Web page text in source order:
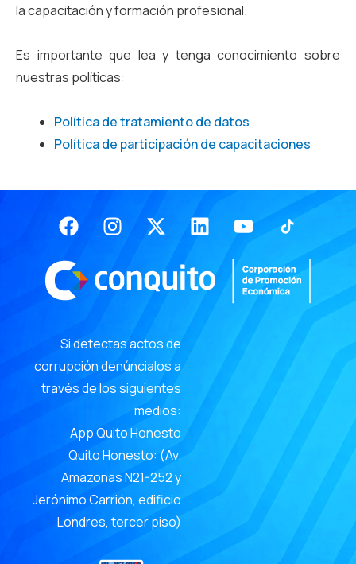
la capacitación y formación profesional.
Es importante que lea y tenga conocimiento sobre
nuestras políticas:
Política de tratamiento de datos
Política de participación de capacitaciones
FacebookInstagram
X-
twitter
LinkedinYoutube
Si detectas actos de
corrupción denúncialos a
través de los siguientes
medios:
App Quito Honesto
Quito Honesto: (Av.
Amazonas N21-252 y
Jerónimo Carrión, edificio
Londres, tercer piso)